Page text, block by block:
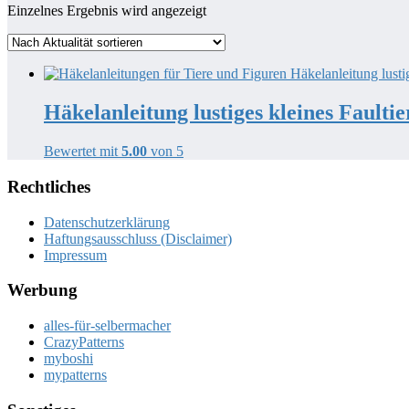
Einzelnes Ergebnis wird angezeigt
Häkelanleitung lustiges kleines
Bewertet mit 5.00 von 5
Rechtliches
Datenschutzerklärung
Haftungsausschluss (Disclaimer)
Impressum
Werbung
alles-für-selbermacher
CrazyPatterns
myboshi
mypatterns